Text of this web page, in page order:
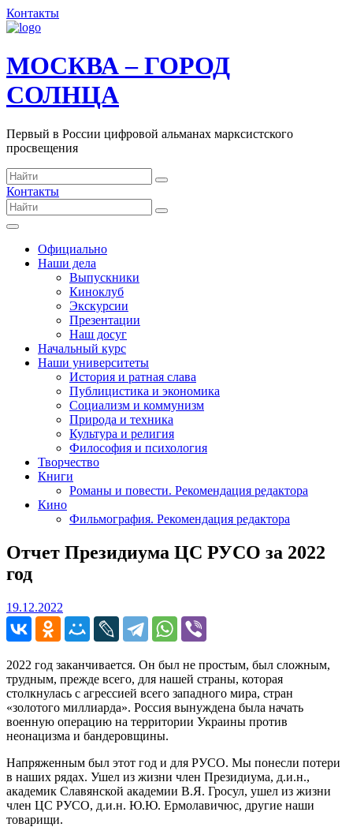
Контакты
МОСКВА – ГОРОД
СОЛНЦА
Первый в России цифровой альманах марксистского
просвещения
Контакты
Официально
Наши дела
Выпускники
Киноклуб
Экскурсии
Презентации
Наш досуг
Начальный курс
Наши университеты
История и ратная слава
Публицистика и экономика
Социализм и коммунизм
Природа и техника
Культура и религия
Философия и психология
Творчество
Книги
Романы и повести. Рекомендация редактора
Кино
Фильмография. Рекомендация редактора
Отчет Президиума ЦС РУСО за 2022
год
19.12.2022
2022 год заканчивается. Он был не простым, был сложным,
трудным, прежде всего, для нашей страны, которая
столкнулась с агрессией всего западного мира, стран
«золотого миллиарда». Россия вынуждена была начать
военную операцию на территории Украины против
неонацизма и бандеровщины.
Напряженным был этот год и для РУСО. Мы понесли потери
в наших рядах. Ушел из жизни член Президиума, д.и.н.,
академик Славянской академии В.Я. Гросул, ушел из жизни
член ЦС РУСО, д.и.н. Ю.Ю. Ермолавичюс, другие наши
товарищи.